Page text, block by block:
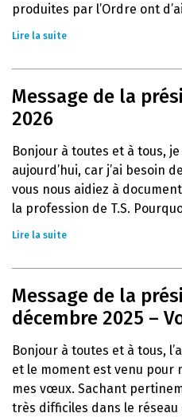
produites par l’Ordre ont
Lire la suite
Message de la
2026
Bonjour à toutes et à tous,
aujourd’hui, car j’ai besoin
vous nous aidiez à
la profession de T.S.
Lire la suite
Message de la
décembre 2025 –
Bonjour à toutes et à tous,
et le moment est venu pour
mes vœux. Sachant
très difficiles dans le